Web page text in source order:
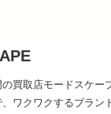
買取店モードスケー
ワクワクするブラン